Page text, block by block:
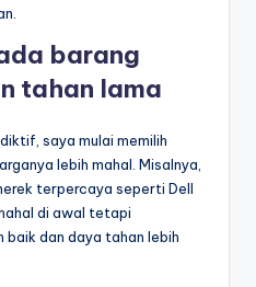
barang
tahan lama
saya mulai memilih
lebih mahal. Misalnya,
terpercaya seperti Dell
di awal tetapi
baik dan daya tahan lebih